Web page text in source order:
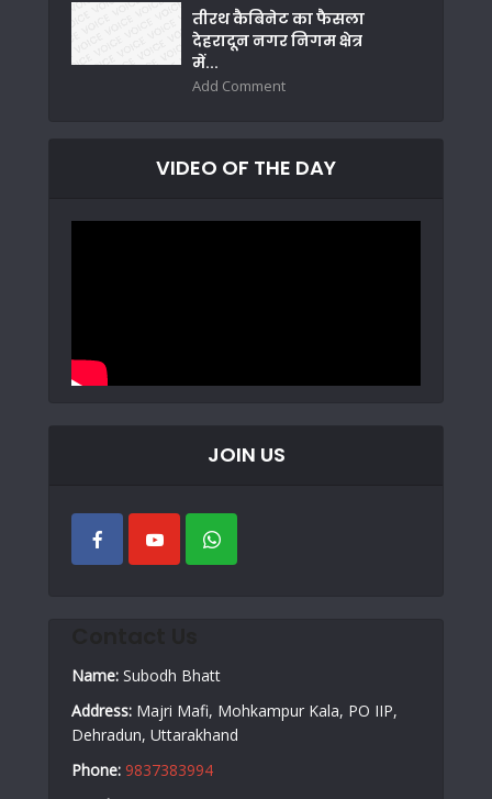
तीरथ कैबिनेट का फैसला
देहरादून नगर निगम क्षेत्र
में...
Add Comment
VIDEO OF THE DAY
JOIN US
Name: Subodh Bhatt
Address: Majri Mafi, Mohkampur Kala, PO IIP,
Dehradun, Uttarakhand
Phone: 9837383994